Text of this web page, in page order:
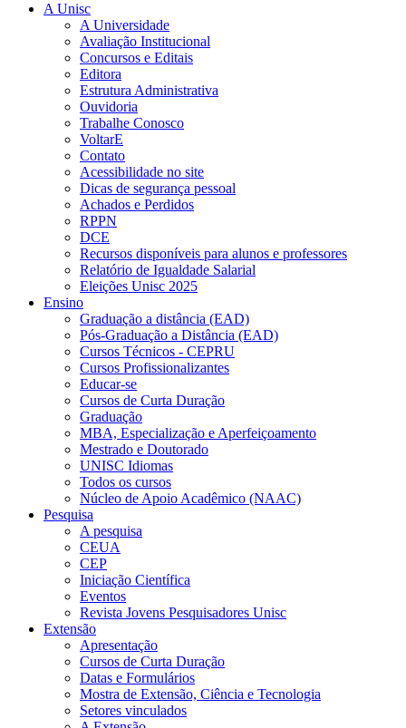
A Unisc
A Universidade
Avaliação Institucional
Concursos e Editais
Editora
Estrutura Administrativa
Ouvidoria
Trabalhe Conosco
VoltarE
Contato
Acessibilidade no site
Dicas de segurança pessoal
Achados e Perdidos
RPPN
DCE
Recursos disponíveis para alunos e professores
Relatório de Igualdade Salarial
Eleições Unisc 2025
Ensino
Graduação a distância (EAD)
Pós-Graduação a Distância (EAD)
Cursos Técnicos - CEPRU
Cursos Profissionalizantes
Educar-se
Cursos de Curta Duração
Graduação
MBA, Especialização e Aperfeiçoamento
Mestrado e Doutorado
UNISC Idiomas
Todos os cursos
Núcleo de Apoio Acadêmico (NAAC)
Pesquisa
A pesquisa
CEUA
CEP
Iniciação Científica
Eventos
Revista Jovens Pesquisadores Unisc
Extensão
Apresentação
Cursos de Curta Duração
Datas e Formulários
Mostra de Extensão, Ciência e Tecnologia
Setores vinculados